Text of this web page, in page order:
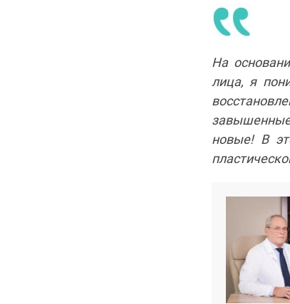
На
лица, я
завышенные
новые! В